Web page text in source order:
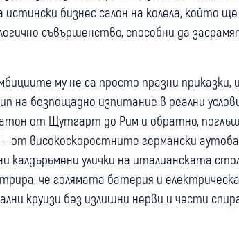
истински бизнес салон на колела, който
съвършенство, способни да
му не са просто празни
на безпощадно изпитание в реални
от Щутгарт до Рим и обратно,
– от високоскоростните германски
калдъръмени улички на италианската
че голямата батерия и
круизи без излишни нерви и чести